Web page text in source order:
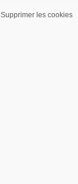
Supprimer les cookies